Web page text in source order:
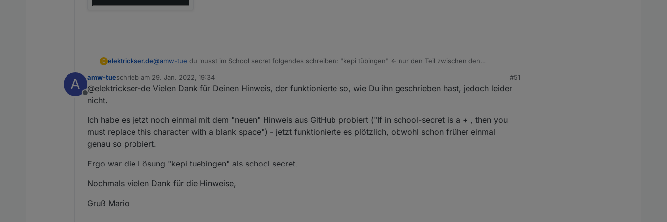
Malte
Ersatz des "+" mit Leerzeichen funktioniert übrigens auch nicht. Hast Du noch eine Idee, wo der Fehler liegt?
E elektrickser.de@amw-tue du musst im School secret folgendes schreiben: "kepi tübingen" <- nur den Teil zwischen den
A
Offline
amw-tueschrieb am 29. Jan. 2022, 19:34
zuletzt editiert von
#51
@elektrickser-de Vielen Dank für Deinen Hinweis, der funktionierte so, wie Du ihn geschrieben hast, jedoch leider
nicht.
Ich habe es jetzt noch einmal mit dem "neuen" Hinweis aus GitHub probiert ("If in school-secret is a + , then you
must replace this character with a blank space") - jetzt funktionierte es plötzlich, obwohl schon früher einmal
genau so probiert.
Ergo war die Lösung "kepi tuebingen" als school secret.
Nochmals vielen Dank für die Hinweise,
Gruß Mario